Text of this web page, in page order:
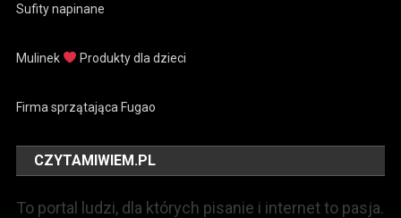
Sufity napinane
Mulinek Produkty dla dzieci
Firma sprzątająca Fugao
CZYTAMIWIEM.PL
To portal ludzi, dla których pisanie i internet to pasja.